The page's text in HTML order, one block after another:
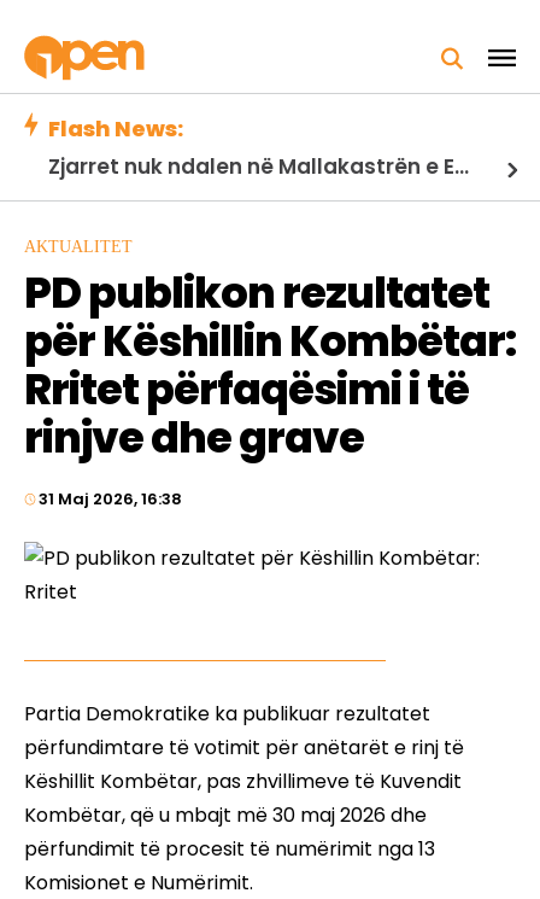
Flash News:
Zjarret nuk ndalen në Mallakastrën e Egër/ Riaktivizohet vatra në Panahor, flakët avancojnë drejt Greshicës
AKTUALITET
PD publikon rezultatet
për Këshillin Kombëtar:
Rritet përfaqësimi i të
rinjve dhe grave
31 Maj 2026, 16:38
Partia Demokratike ka publikuar rezultatet
përfundimtare të votimit për anëtarët e rinj të
Këshillit Kombëtar, pas zhvillimeve të Kuvendit
Kombëtar, që u mbajt më 30 maj 2026 dhe
përfundimit të procesit të numërimit nga 13
Komisionet e Numërimit.